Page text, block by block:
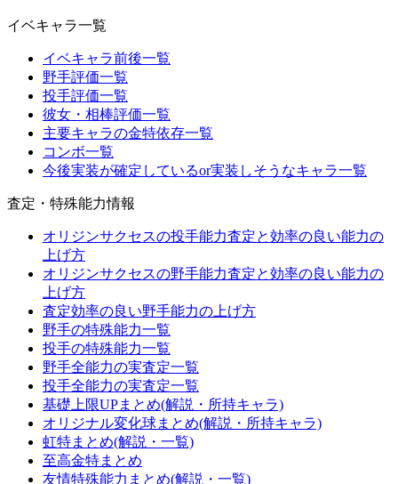
イベキャラ一覧
イベキャラ前後一覧
野手評価一覧
投手評価一覧
彼女・相棒評価一覧
主要キャラの金特依存一覧
コンボ一覧
今後実装が確定しているor実装しそうなキャラ一覧
査定・特殊能力情報
オリジンサクセスの投手能力査定と効率の良い能力の
上げ方
オリジンサクセスの野手能力査定と効率の良い能力の
上げ方
査定効率の良い野手能力の上げ方
野手の特殊能力一覧
投手の特殊能力一覧
野手全能力の実査定一覧
投手全能力の実査定一覧
基礎上限UPまとめ(解説・所持キャラ)
オリジナル変化球まとめ(解説・所持キャラ)
虹特まとめ(解説・一覧)
至高金特まとめ
友情特殊能力まとめ(解説・一覧)